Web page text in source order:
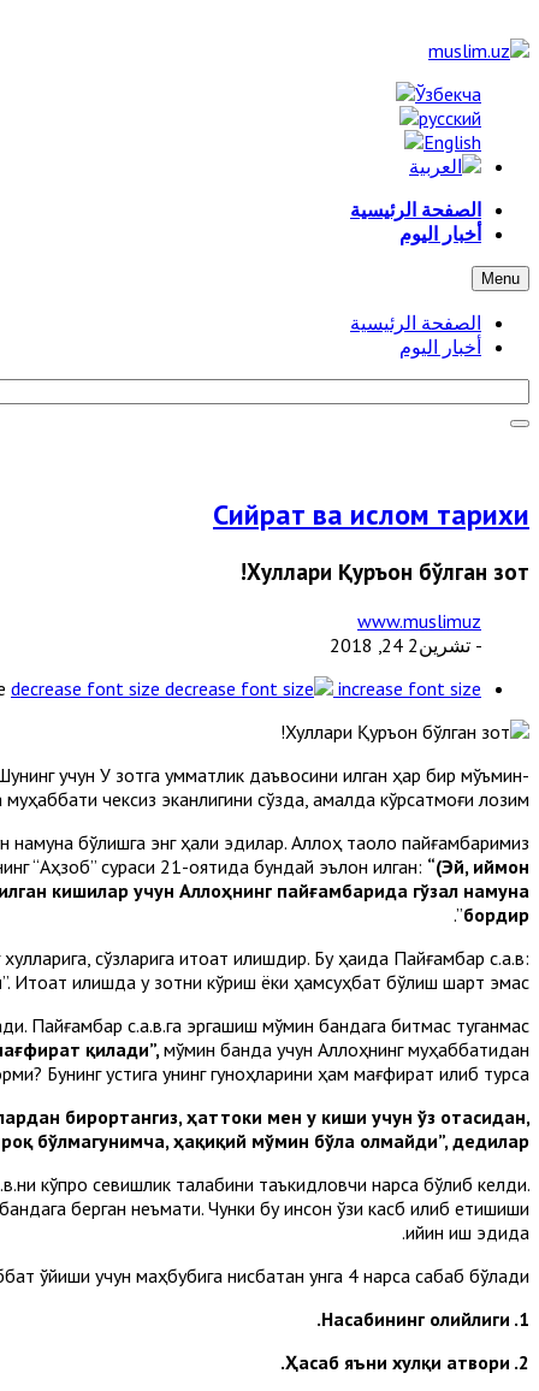
الصفحة الرئيسية
أخبار اليوم
Menu
الصفحة الرئيسية
أخبار اليوم
Сийрат ва ислом тарихи
Хулқлари Қуръон бўлган зот!
www.muslimuz
- تشرين2 24, 2018
decrease font size increase font size
учун У зотга умматлик даъвосини қилган ҳар бир мўъмин-
чексиз эканлигини сўзда, амалда кўрсатмоғи лозим.
намуна бўлишга энг ҳақли эдилар. Аллоҳ таоло пайғамбаримиз
“Аҳзоб” сураси 21-оятида бундай эълон қилган: “(Эй, иймон
кишилар учун Аллоҳнинг пайғамбарида гўзал намуна
бордир
”.
сўзларига итоат қилишдир. Бу ҳақида Пайғамбар с.а.в:
”. Итоат қилишда у зотни кўриш ёки ҳамсуҳбат бўлиш шарт эмас.
Пайғамбар с.а.в.га эргашиш мўмин бандага битмас туганмас
қилади”, мўмин банда учун Аллоҳнинг муҳаббатидан
Бунинг устига унинг гуноҳларини ҳам мағфират қилиб турса!
бирортангиз, ҳаттоки мен у киши учун ўз отасидан,
бўлмагунимча, ҳақиқий мўмин бўла олмайди”, дедилар.
кўпроқ севишлик талабини таъкидловчи нарса бўлиб келди.
берган неъмати. Чунки бу инсон ўзи касб қилиб етишиши
қийин иш эдида.
қўйиши учун маҳбубига нисбатан унга 4 нарса сабаб бўлади.
1. Насабининг олийлиги.
2. Ҳасаб яъни хулқи атвори.